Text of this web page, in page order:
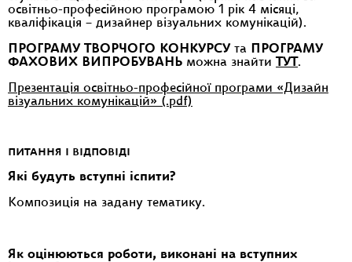
освітньо-професійною програмою 1 рік 4 місяці,
кваліфікація – дизайнер візуальних комунікацій).
ПРОГРАМУ ТВОРЧОГО КОНКУРСУ та
ПРОГРАМУ
ФАХОВИХ ВИПРОБУВАНЬ можна знайти ТУТ .
Презентація освітньо-професійної програми «Дизайн
візуальних комунікацій» (.pdf)
ПИТАННЯ І ВІДПОВІДІ
Які будуть вступні іспити?
Композиція на задану тематику.
Як оцінюються роботи, виконані на вступних